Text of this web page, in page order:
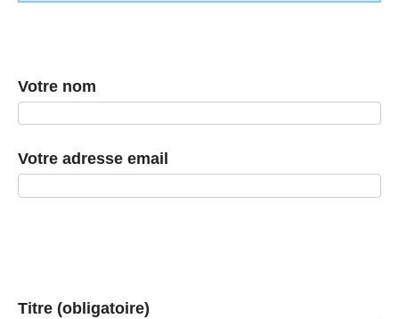
Votre nom
Votre adresse email
Titre (obligatoire)